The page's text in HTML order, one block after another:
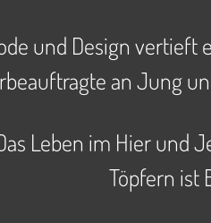
und Design
an Jung
Leben im Hier und
Töpfern ist